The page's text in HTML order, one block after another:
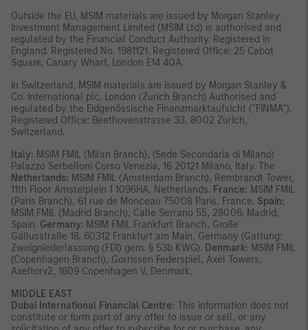
Outside the EU, MSIM materials are issued by Morgan Stanley
Investment Management Limited (MSIM Ltd) is authorised and
regulated by the Financial Conduct Authority. Registered in
England. Registered No. 1981121. Registered Ofﬁce: 25 Cabot
Square, Canary Wharf, London E14 4QA.
In Switzerland, MSIM materials are issued by Morgan Stanley &
Co. International plc, London (Zurich Branch) Authorised and
regulated by the Eidgenössische Finanzmarktaufsicht ("FINMA").
Registered Office: Beethovenstrasse 33, 8002 Zurich,
Switzerland.
Italy: MSIM FMIL (Milan Branch), (Sede Secondaria di Milano)
Palazzo Serbelloni Corso Venezia, 16 20121 Milano, Italy. The
Netherlands: MSIM FMIL (Amsterdam Branch), Rembrandt Tower,
11th Floor Amstelplein 1 1096HA, Netherlands. France: MSIM FMIL
(Paris Branch), 61 rue de Monceau 75008 Paris, France. Spain:
MSIM FMIL (Madrid Branch), Calle Serrano 55, 28006, Madrid,
Spain. Germany: MSIM FMIL Frankfurt Branch, Große
Gallusstraße 18, 60312 Frankfurt am Main, Germany (Gattung:
Zweigniederlassung (FDI) gem. § 53b KWG). Denmark: MSIM FMIL
(Copenhagen Branch), Gorrissen Federspiel, Axel Towers,
Axeltorv2, 1609 Copenhagen V, Denmark.
MIDDLE EAST
Dubai International Financial Centre: This information does not
constitute or form part of any offer to issue or sell, or any